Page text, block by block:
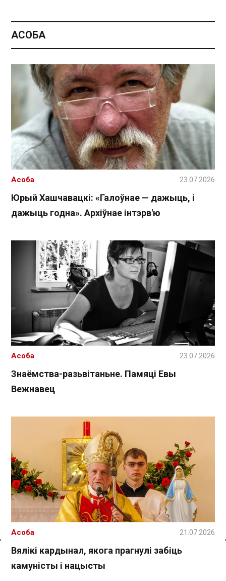
Спасылка без VPN
АСОБА
Юрый Хашчавацкі: «Галоўнае — дажыць, і
дажыць годна». Архіўнае інтэрв'ю
Асоба 23.07.2026
Знаёмства-разьвітаньне. Памяці Евы
Вежнавец
Асоба 23.07.2026
Вялікі кардынал, якога прагнулі забіць
камуністы і нацысты
Асоба 21.07.2026